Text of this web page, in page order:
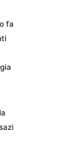
fa